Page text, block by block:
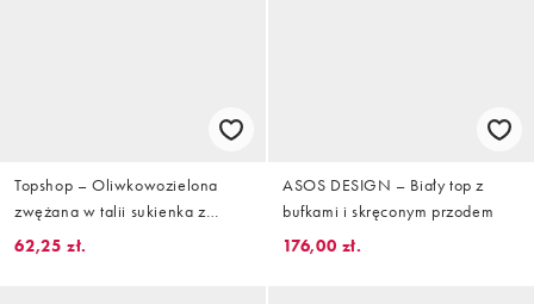
Topshop – Oliwkowozielona
zwężana w talii sukienka z
marszczeniem
62,25 zł.
ASOS DESIGN – Biały top z
bufkami i skręconym przodem
176,00 zł.